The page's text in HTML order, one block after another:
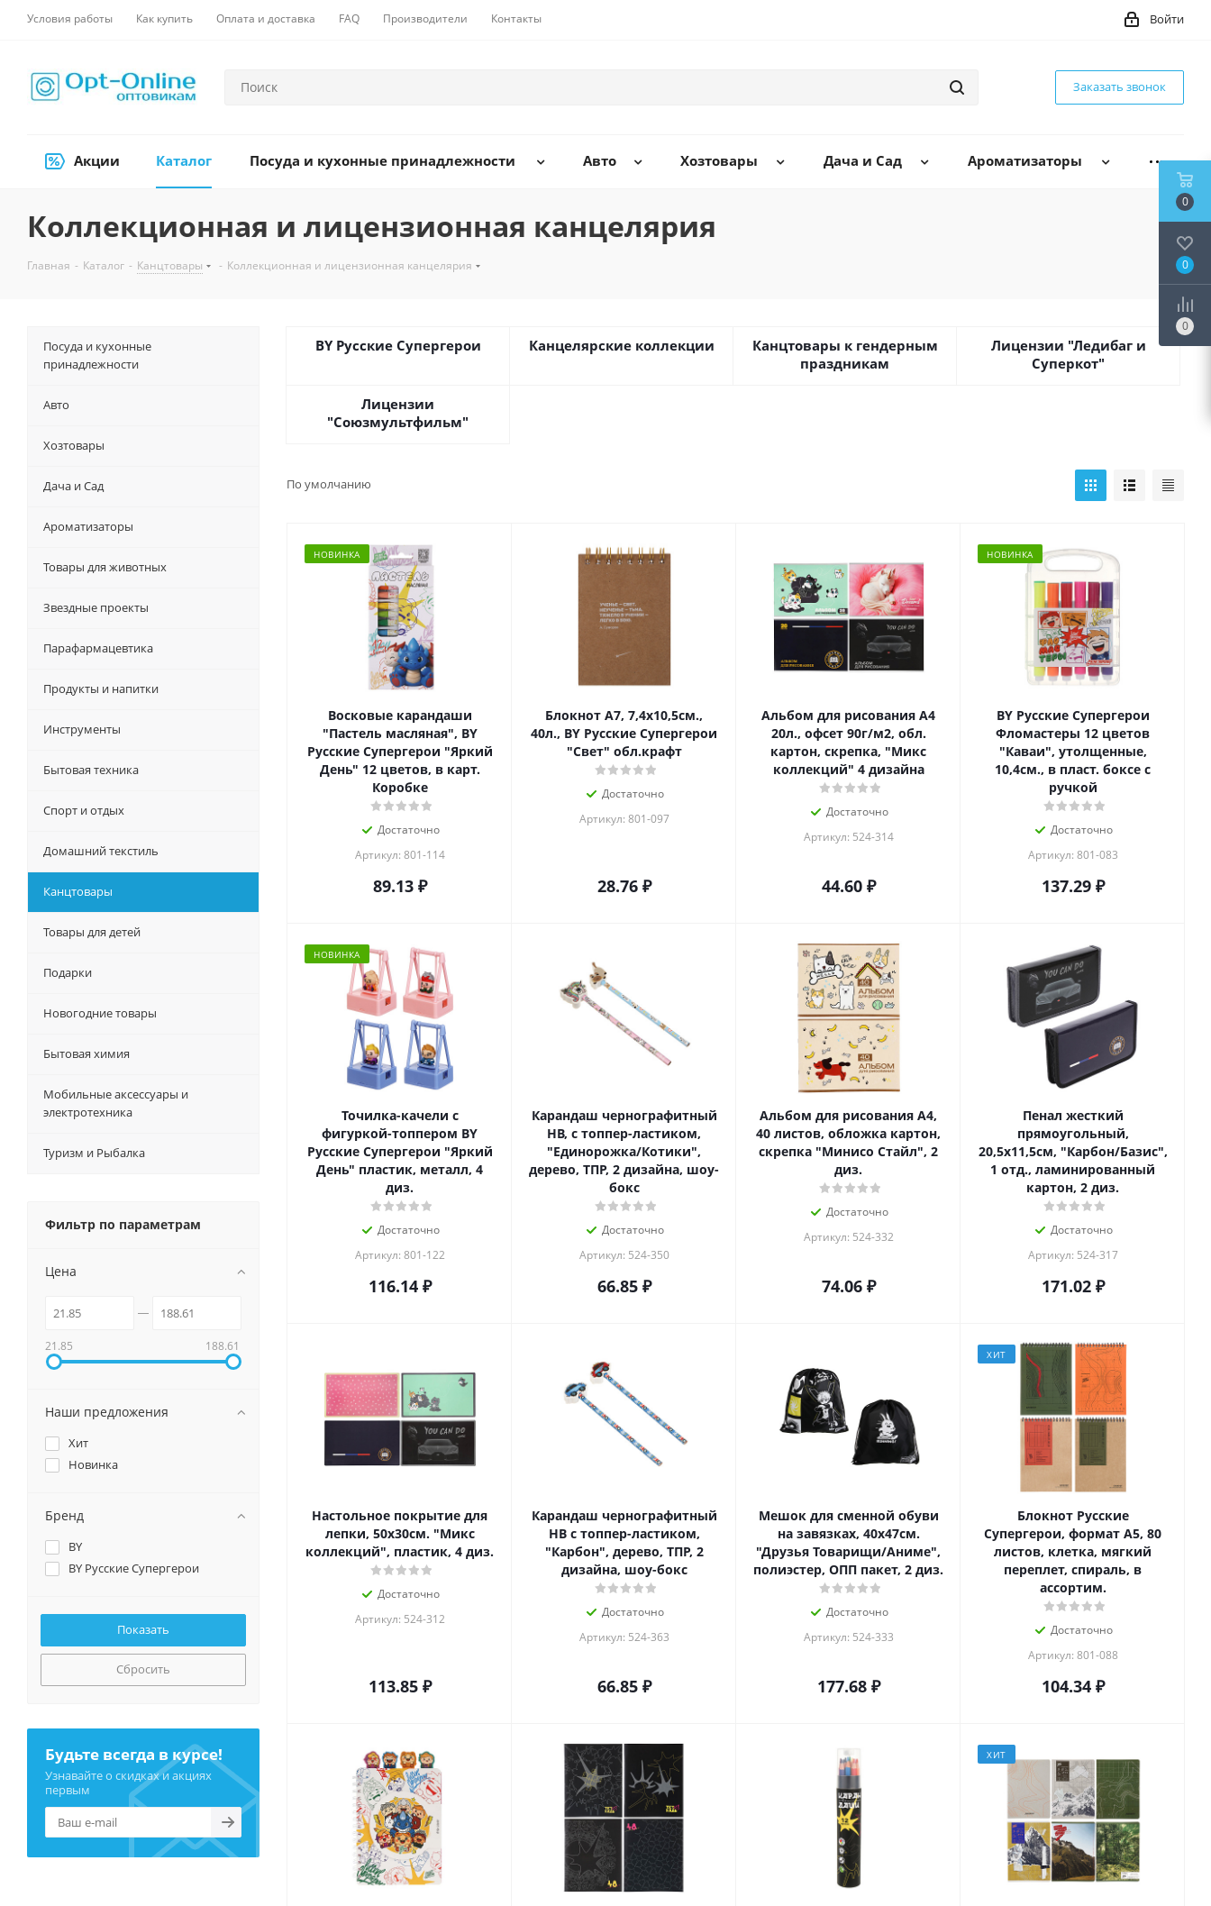
Условия работы Как купить Оплата и доставка FAQ Производители Контакты Войти
Заказать звонок
Акции Каталог Посуда и кухонные принадлежности Авто Хозтовары Дача и Сад Ароматизаторы
Коллекционная и лицензионная канцелярия
Главная - Каталог - Канцтовары - Коллекционная и лицензионная канцелярия
BY Русские Супергерои Канцелярские коллекции
Канцтовары к гендерным
праздникам
Лицензии "Ледибаг и
Суперкот"
Лицензии
"Союзмультфильм"
По умолчанию
НОВИНКА
Восковые карандаши
"Пастель масляная", BY
Русские Супергерои "Яркий
День" 12 цветов, в карт.
Коробке
Достаточно
Артикул: 801-114
89.13₽
Блокнот А7, 7,4х10,5см.,
40л., BY Русские Супергерои
"Свет" обл.крафт
Достаточно
Артикул: 801-097
28.76₽
Альбом для рисования A4
20л., офсет 90г/м2, обл.
картон, скрепка, "Микс
коллекций" 4 дизайна
Достаточно
Артикул: 524-314
44.60₽
НОВИНКА
BY Русские Супергерои
Фломастеры 12 цветов
"Каваи", утолщенные,
10,4см., в пласт. боксе с
ручкой
Достаточно
Артикул: 801-083
137.29₽
НОВИНКА
Точилка-качели с
фигуркой-топпером BY
Русские Супергерои "Яркий
День" пластик, металл, 4
диз.
Достаточно
Артикул: 801-122
116.14₽
Карандаш чернографитный
HB, с топпер-ластиком,
"Единорожка/Котики",
дерево, ТПР, 2 дизайна, шоу-
бокс
Достаточно
Артикул: 524-350
66.85₽
Альбом для рисования А4,
40 листов, обложка картон,
скрепка "Минисо Стайл", 2
диз.
Достаточно
Артикул: 524-332
74.06₽
Пенал жесткий
прямоугольный,
20,5х11,5см, "Карбон/Базис",
1 отд., ламинированный
картон, 2 диз.
Достаточно
Артикул: 524-317
171.02₽
Настольное покрытие для
лепки, 50х30см. "Микс
коллекций", пластик, 4 диз.
Достаточно
Артикул: 524-312
113.85₽
Карандаш чернографитный
HB с топпер-ластиком,
"Карбон", дерево, ТПР, 2
дизайна, шоу-бокс
Достаточно
Артикул: 524-363
66.85₽
Мешок для сменной обуви
на завязках, 40х47см.
"Друзья Товарищи/Аниме",
полиэстер, ОПП пакет, 2 диз.
Достаточно
Артикул: 524-333
177.68₽
ХИТ
Блокнот Русские
Супергерои, формат А5, 80
листов, клетка, мягкий
переплет, спираль, в
ассортим.
Достаточно
Артикул: 801-088
104.34₽
ХИТ
Посуда и кухонные
принадлежности
Авто
Хозтовары
Дача и Сад
Ароматизаторы
Товары для животных
Звездные проекты
Парафармацевтика
Продукты и напитки
Инструменты
Бытовая техника
Спорт и отдых
Домашний текстиль
Канцтовары
Товары для детей
Подарки
Новогодние товары
Бытовая химия
Мобильные аксессуары и
электротехника
Туризм и Рыбалка
Фильтр по параметрам
Цена
21.85 188.61
Наши предложения
Хит
Новинка
Бренд
BY
BY Русские Супергерои
Сбросить
Будьте всегда в курсе!
Узнавайте о скидках и акциях
первым
0
0
0